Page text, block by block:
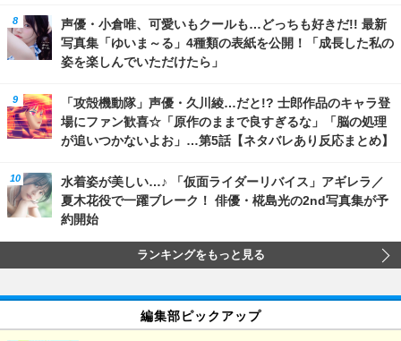
声優・小倉唯、可愛いもクールも…どっちも好きだ!! 最新
写真集「ゆいま～る」4種類の表紙を公開！「成長した私の
姿を楽しんでいただけたら」
「攻殻機動隊」声優・久川綾…だと!? 士郎作品のキャラ登
場にファン歓喜☆「原作のままで良すぎるな」「脳の処理
が追いつかないよお」…第5話【ネタバレあり反応まとめ】
水着姿が美しい…♪ 「仮面ライダーリバイス」アギレラ／
夏木花役で一躍ブレーク！ 俳優・椛島光の2nd写真集が予
約開始
ランキングをもっと見る
編集部ピックアップ